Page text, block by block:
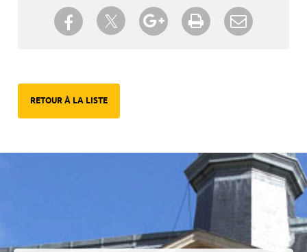
Partager sur Facebook
Partager sur TwitterPartager sur Google+
Imprimer
RETOUR À LA LISTE